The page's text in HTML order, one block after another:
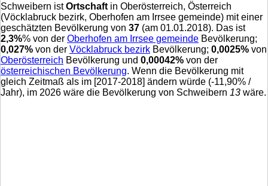
Schweibern istOrtschaft in Oberösterreich, Österreich
(Vöcklabruck bezirk, Oberhofen am Irrsee gemeinde) mit einer
geschätzten Bevölkerung von 37 (am 01.01.2018). Das ist
2,3%% von der Oberhofen am Irrsee gemeinde Bevölkerung;
0,027% von der Vöcklabruck bezirk Bevölkerung; 0,0025% von
Oberösterreich Bevölkerung und 0,00042% von der
österreichischen Bevölkerung. Wenn die Bevölkerung mit
gleich Zeitmaß als im [2017-2018] ändern würde (-11,90% /
Jahr), im 2026 wäre die Bevölkerung von Schweibern 13 wäre.